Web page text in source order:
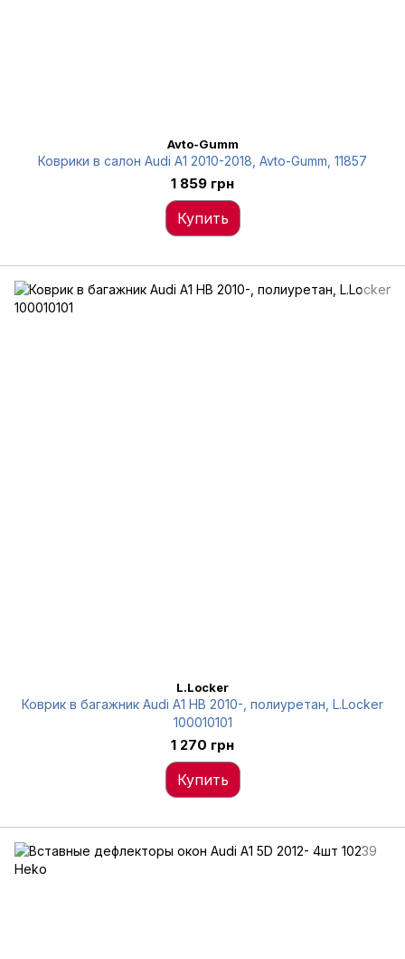
Avto-Gumm
Коврики в салон Audi A1 2010-2018, Avto-Gumm, 11857
1 859 грн
Купить
L.Locker
Коврик в багажник Audi A1 HB 2010-, полиуретан, L.Locker
100010101
1 270 грн
Купить